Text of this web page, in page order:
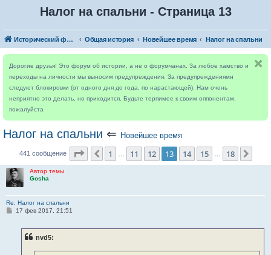
Налог на спальни - Страница 13
Исторический форум Общая история Новейшее время Налог на спальни
Дорогие друзья! Это форум об истории, а не о форумчанах. За любое хамство и
переходы на личности мы выносим предупреждения. За предупреждениями
следуют блокировки (от одного дня до года, по нарастающей). Нам очень
неприятно это делать, но приходится. Будьте терпимее к своим оппонентам,
пожалуйста
Налог на спальни ⇐ Новейшее время
441 сообщение Страница 13из 18
Пред.
1 11 12 13 14 15 18
Автор темы
Gosha
Re: Налог на спальни
С17 фев 2017, 21:51
nvd5: